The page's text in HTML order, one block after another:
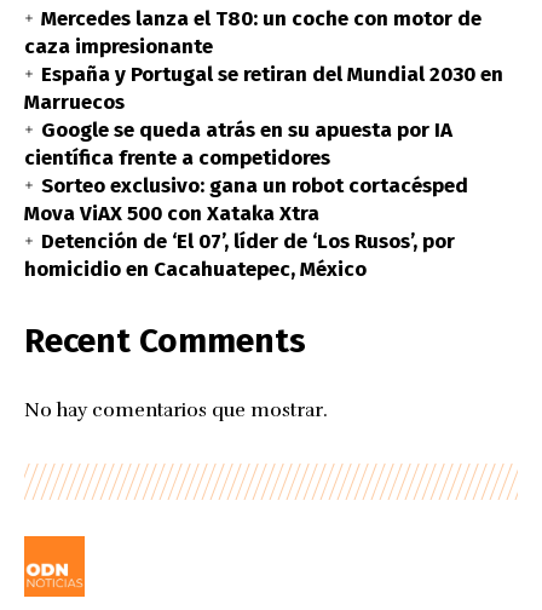
Mercedes lanza el T80: un coche con motor de
caza impresionante
España y Portugal se retiran del Mundial 2030 en
Marruecos
Google se queda atrás en su apuesta por IA
científica frente a competidores
Sorteo exclusivo: gana un robot cortacésped
Mova ViAX 500 con Xataka Xtra
Detención de ‘El 07’, líder de ‘Los Rusos’, por
homicidio en Cacahuatepec, México
Recent Comments
No hay comentarios que mostrar.